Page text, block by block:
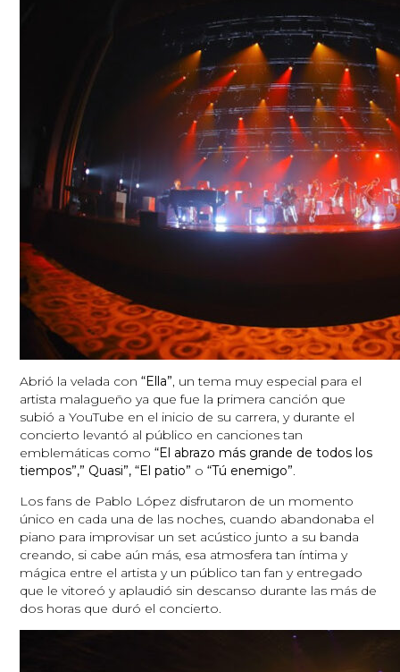
Abrió la velada con“Ella” , un tema muy especial para el
artista malagueño ya que fue la primera canción que
subió a YouTube en el inicio de su carrera, y durante el
concierto levantó al público en canciones tan
emblemáticas como“El abrazo más grande de todos los
tiempos”,” Quasi”, “El patio” o“Tú enemigo”
Los fans de Pablo López disfrutaron de un momento
único en cada una de las noches, cuando abandonaba el
piano para improvisar un set acústico junto a su banda
creando, si cabe aún más, esa atmosfera tan íntima y
mágica entre el artista y un público tan fan y entregado
que le vitoreó y aplaudió sin descanso durante las más de
dos horas que duró el concierto.